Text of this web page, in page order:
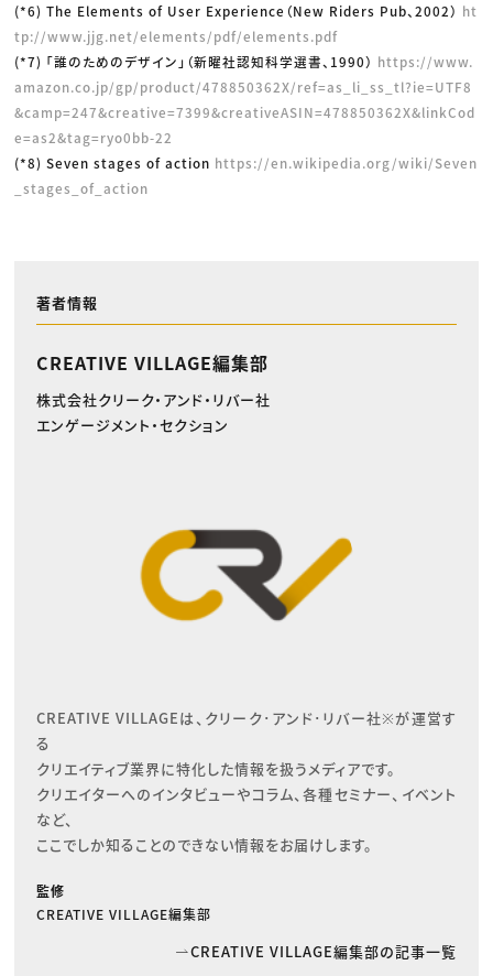
(*6) The Elements of User Experience（New Riders Pub、2002） ht
tp://www.jjg.net/elements/pdf/elements.pdf
(*7) 「誰のためのデザイン」（新曜社認知科学選書、1990） https://www.
amazon.co.jp/gp/product/478850362X/ref=as_li_ss_tl?ie=UTF8
&camp=247&creative=7399&creativeASIN=478850362X&linkCod
e=as2&tag=ryo0bb-22
(*8) Seven stages of action https://en.wikipedia.org/wiki/Seven
_stages_of_action
著者情報
CREATIVE VILLAGE編集部
株式会社クリーク・アンド・リバー社
エンゲージメント・セクション
CREATIVE VILLAGEは、クリーク･アンド･リバー社※が運営す
る
クリエイティブ業界に特化した情報を扱うメディアです。
クリエイターへのインタビューやコラム、各種セミナー、イベント
など、
ここでしか知ることのできない情報をお届けします。
監修
CREATIVE VILLAGE編集部
CREATIVE VILLAGE編集部の記事一覧